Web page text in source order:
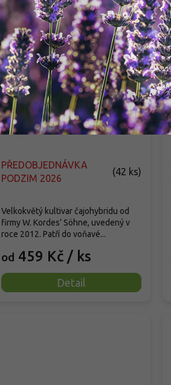
Růže 'Gräfin Diana®'
Rosa 'Gräfin Diana®'
PŘEDOBJEDNÁVKA
PODZIM 2026
(42 ks)
od 459 Kč / ks
Detail
Velkokvětý kultivar čajohybridu od
firmy W. Kordes’ Söhne, uvedený v
roce 2012. Patří do voňavé...